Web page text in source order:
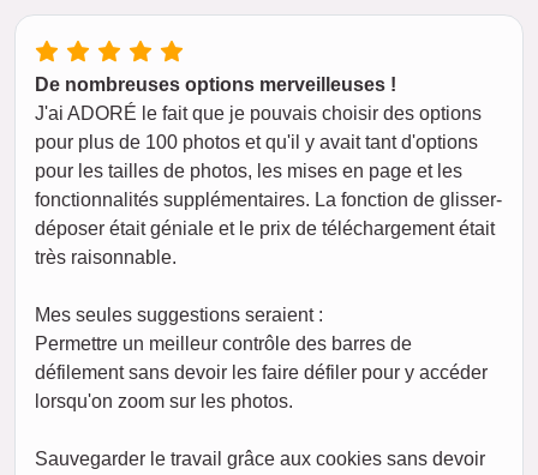
De nombreuses options merveilleuses !
J'ai ADORÉ le fait que je pouvais choisir des options
pour plus de 100 photos et qu'il y avait tant d'options
pour les tailles de photos, les mises en page et les
fonctionnalités supplémentaires. La fonction de glisser-
déposer était géniale et le prix de téléchargement était
très raisonnable.
Mes seules suggestions seraient :
Permettre un meilleur contrôle des barres de
défilement sans devoir les faire défiler pour y accéder
lorsqu'on zoom sur les photos.
Sauvegarder le travail grâce aux cookies sans devoir